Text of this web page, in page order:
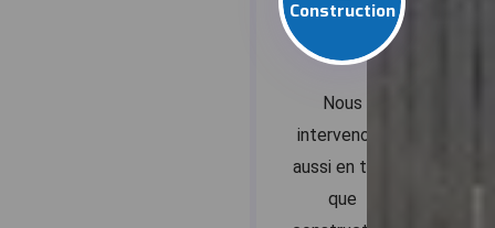
Construction
Nous
intervenons
aussi en tant
que